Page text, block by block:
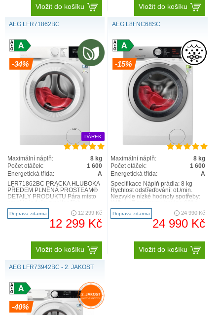
Buben Care
Konektivita
Vložit do košíku Vložit do košíku
AEG LFR71862BC
-34%
DÁREK
Maximální náplň:
8 kg
Počet otáček:
1 600
Energetická třída:
A
LFR71862BC PRAČKA HLUBOKÁ
PŘEDEM PLNĚNÁ PROSTEAM®
DETAILY PRODUKTU Pára místo
způsobů, jak osvěžit oblečení,
které j..
Doprava zdarma 12 299 Kč
12 299 Kč
Vložit do košíku
AEG L8FNC68SC
-15%
Maximální náplň:
8 kg
Počet otáček:
1 600
Energetická třída:
A
Specifikace Náplň prádla: 8 kg
Rychlost odstřeďování: ot./min.
Nezvykle nízké hodnoty spotřeby:
náplní 8 kg ..
Doprava zdarma 24 990 Kč
24 990 Kč
Vložit do košíku
AEG LFR73942BC - 2. JAKOST
-40%